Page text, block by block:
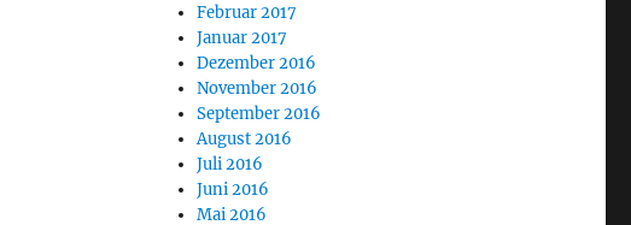
Februar 2017
Januar 2017
Dezember 2016
November 2016
September 2016
August 2016
Juli 2016
Juni 2016
Mai 2016